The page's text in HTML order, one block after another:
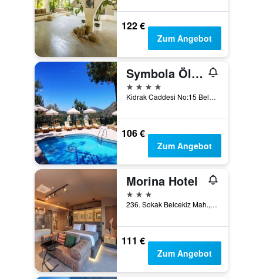
122 €
Zum Angebot
Symbola Ölüdeniz Beach Hotel
4 Sterne
Kidrak Caddesi No:15 Belcekiz Mevkii Oludeniz Fethiye Mugla, Ölüdeniz, Türkei
106 €
Zum Angebot
Morina Hotel
3 Sterne
236. Sokak Belcekiz Mah., Ölüdeniz, Türkei
111 €
Zum Angebot